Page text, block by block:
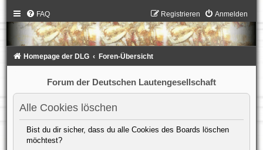
FAQ Anmelden
Registrieren
Homepage der DLG Foren-Übersicht
Forum der Deutschen Lautengesellschaft
Alle Cookies löschen
Bist du dir sicher, dass du alle Cookies des Boards löschen
möchtest?